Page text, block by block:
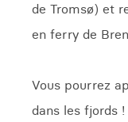
de Tromsø) et
en ferry de
Vous pourrez
dans les fjords